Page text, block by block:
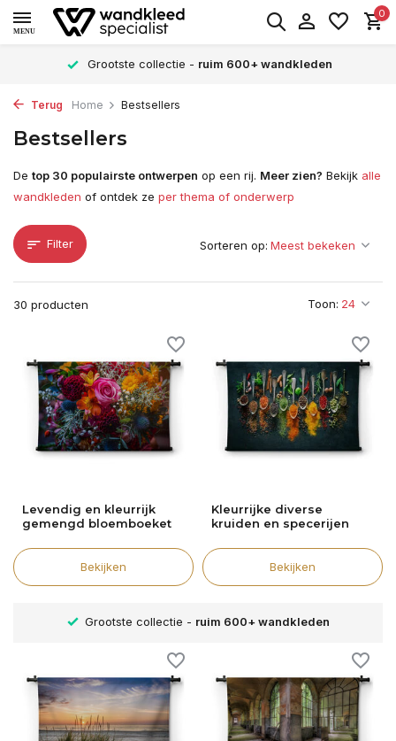
MENU
0
Grootste collectie - ruim 600+ wandkleden
Terug Home Bestsellers
Bestsellers
De top 30 populairste ontwerpen op een rij. Meer zien? Bekijk alle
wandkleden of ontdek ze per thema of onderwerp
Filter
30 producten Toon:
Sorteren op:
Levendig en kleurrijk
gemengd bloemboeket
Bekijken
Kleurrijke diverse
kruiden en specerijen
Bekijken
Grootste collectie - ruim 600+ wandkleden